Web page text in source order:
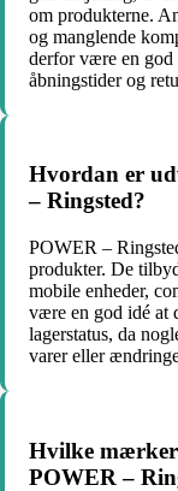
om produkterne.
og manglende
derfor være en god
åbningstider og
Hvordan er
– Ringsted?
POWER –
produkter. De
mobile enheder,
være en god idé at
lagerstatus, da
varer eller
Hvilke mærker
POWER –